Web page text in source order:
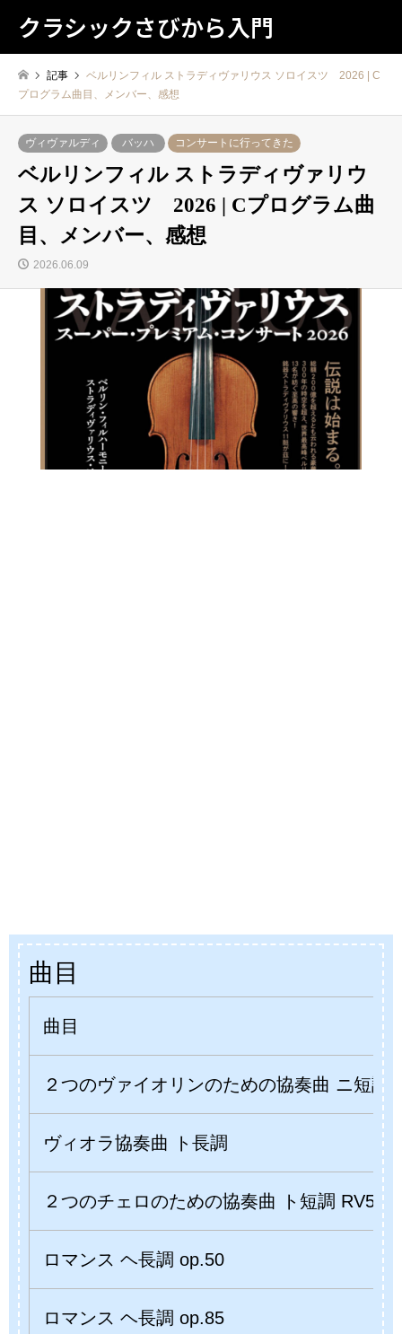
クラシックさびから入門
記事
ベルリンフィル ストラディヴァリウス ソロイスツ 2026 | C
プログラム曲目、メンバー、感想
ヴィヴァルディ バッハ コンサートに行ってきた
ベルリンフィル ストラディヴァリウ
ス ソロイスツ 2026 | Cプログラム曲
目、メンバー、感想
2026.06.09
曲目
曲目
２つのヴァイオリンのための協奏曲 ニ短調
ヴィオラ協奏曲 ト長調
２つのチェロのための協奏曲 ト短調 RV531
ロマンス ヘ長調 op.50
ロマンス ヘ長調 op.85